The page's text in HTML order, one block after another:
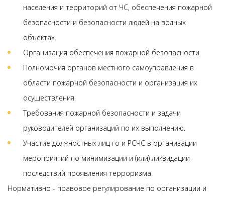
населения и территорий от ЧС, обеспечения пожарной
безопасности и безопасности людей на водных
объектах.
Организация обеспечения пожарной безопасности.
Полномочия органов местного самоуправления в
области пожарной безопасности и организация их
осуществления.
Требования пожарной безопасности и задачи
руководителей организаций по их выполнению.
Участие должностных лиц го и РСЧС в организации
мероприятий по минимизации и (или) ликвидации
последствий проявления терроризма.
Нормативно - правовое регулирование по организации и